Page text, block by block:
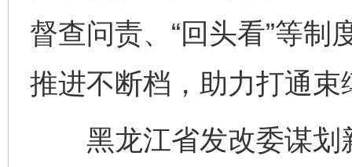
督查问责、“回头看”等
推进不断档，助力打通
黑龙江省发改委谋划